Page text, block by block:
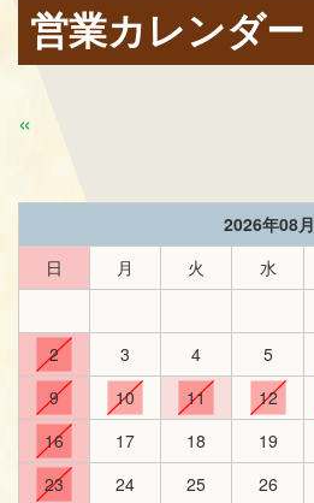
営業カレンダー
«
2026年08月
日
月 火 水
2
3 4 5
9
10 11 12
16
17 18 19
23
24 25 26